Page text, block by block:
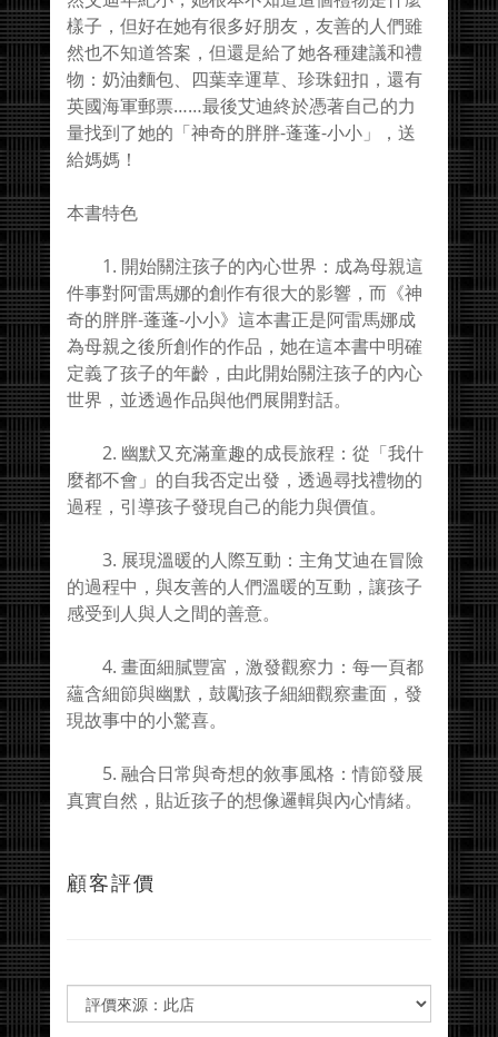
樣子，但好在她有很多好朋友，友善的人們雖
然也不知道答案，但還是給了她各種建議和禮
物：奶油麵包、四葉幸運草、珍珠鈕扣，還有
英國海軍郵票……最後艾迪終於憑著自己的力
量找到了她的「神奇的胖胖-蓬蓬-小小」，送
給媽媽！
本書特色
1. 開始關注孩子的內心世界：成為母親這
件事對阿雷馬娜的創作有很大的影響，而《神
奇的胖胖-蓬蓬-小小》這本書正是阿雷馬娜成
為母親之後所創作的作品，她在這本書中明確
定義了孩子的年齡，由此開始關注孩子的內心
世界，並透過作品與他們展開對話。
2. 幽默又充滿童趣的成長旅程：從「我什
麼都不會」的自我否定出發，透過尋找禮物的
過程，引導孩子發現自己的能力與價值。
3. 展現溫暖的人際互動：主角艾迪在冒險
的過程中，與友善的人們溫暖的互動，讓孩子
感受到人與人之間的善意。
4. 畫面細膩豐富，激發觀察力：每一頁都
蘊含細節與幽默，鼓勵孩子細細觀察畫面，發
現故事中的小驚喜。
5. 融合日常與奇想的敘事風格：情節發展
真實自然，貼近孩子的想像邏輯與內心情緒。
顧客評價